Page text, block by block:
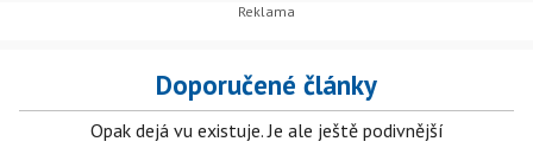
Doporučené články
Opak dejá vu existuje. Je ale ještě podivnější